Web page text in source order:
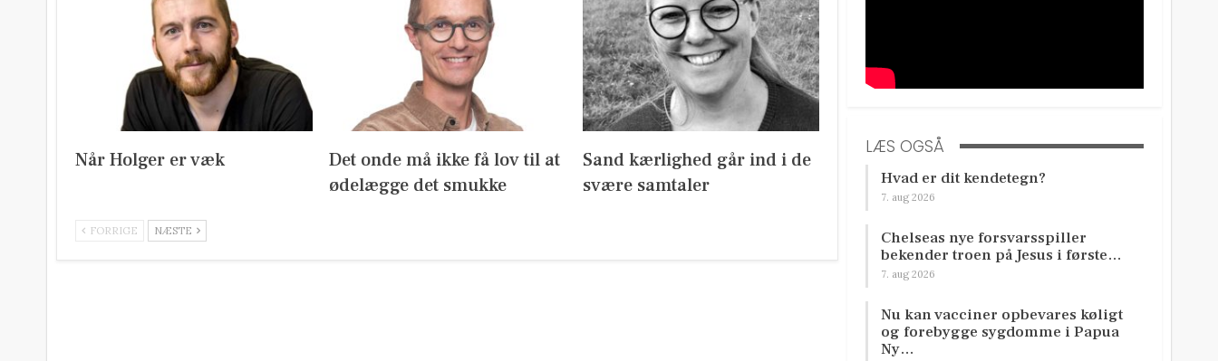
Når Holger er væk
Det onde må ikke få lov til at
ødelægge det smukke
Sand kærlighed går ind i de
svære samtaler
FORRIGE NÆSTE
LÆS OGSÅ
Hvad er dit kendetegn?
7. aug 2026
Chelseas nye forsvarsspiller
bekender troen på Jesus i første…
7. aug 2026
Nu kan vacciner opbevares køligt
og forebygge sygdomme i Papua
Ny…